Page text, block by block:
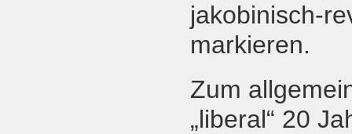
jakobinisch-
markieren.
Zum
„liberal“ 20